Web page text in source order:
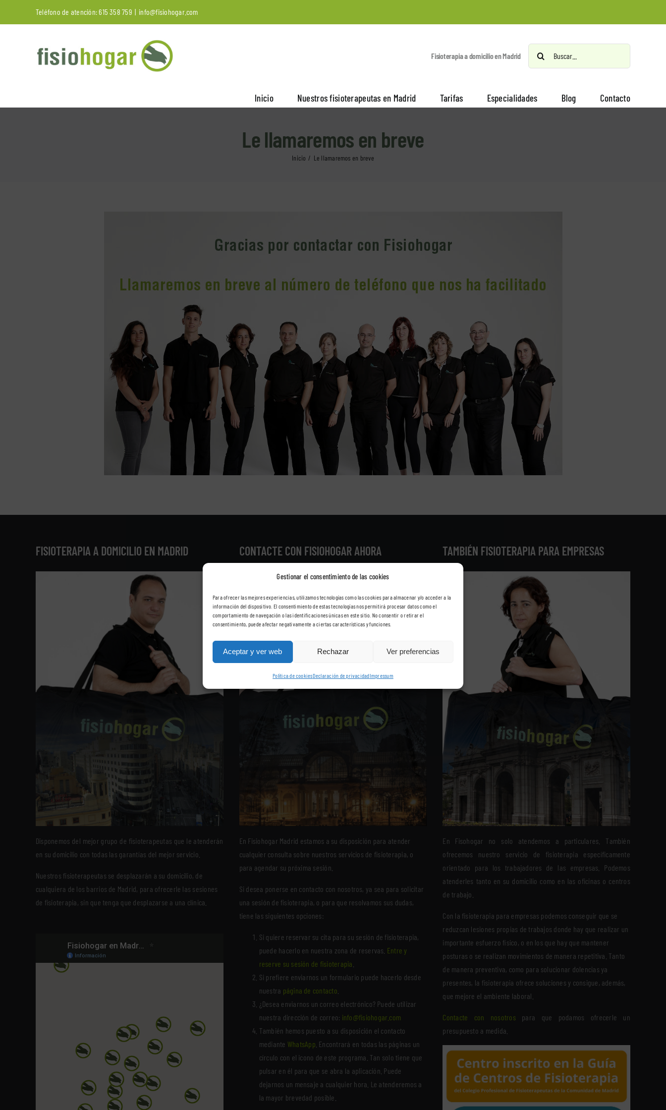
Gestionar el consentimiento de las cookies
Para ofrecer las mejores experiencias, utilizamos tecnologías como las cookies para almacenar y/o acceder a la
información del dispositivo. El consentimiento de estas tecnologías nos permitirá procesar datos como el
comportamiento de navegación o las identificaciones únicas en este sitio. No consentir o retirar el
consentimiento, puede afectar negativamente a ciertas características y funciones.
Aceptar y ver web Rechazar Ver preferencias
Política de cookiesDeclaración de privacidadImpressum
Teléfono de atención:615 358 759 | info@fisiohogar.com
Fisioterapia a domicilio en Madrid
Inicio Nuestros fisioterapeutas en Madrid Tarifas Especialidades Blog Contacto
Le llamaremos en breve
Inicio Le llamaremos en breve
FISIOTERAPIA A DOMICILIO EN MADRID
Disponemos del mejor grupo de fisioterapeutas que le atenderán
en su domicilio con todas las garantías del mejor servicio.
Nuestros fisioterapeutas se desplazarán a su domicilio, de
cualquiera de los barrios de Madrid, para ofrecerle las sesiones
de fisioterapia, sin que tenga que desplazarse a una clínica.
CONTACTE CON FISIOHOGAR AHORA
En Fisiohogar Madrid estamos a su disposición para atender
cualquier consulta sobre nuestros servicios de fisioterapia, o
para agendar su próxima sesión.
Si desea ponerse en contacto con nosotros, ya sea para solicitar
una sesión de fisioterapia, o para que resolvamos sus dudas,
tiene las siguientes opciones:
Si quiere reservar su cita para su sesión de fisioterapia,
puede hacerlo en nuestra zona de reservas. Entre y
reserve su sesión de fisioterapia
Si prefiere enviarnos un formulario puede hacerlo desde
nuestra página de contacto
¿Desea enviarnos un correo electrónico? Puede utilizar
nuestra dirección de correo: info@fisiohogar.com
También hemos puesto a su disposición el contacto
mediante WhatsApp . Encontrará en todas las páginas un
círculo con el icono de este programa. Tan solo tiene que
pulsar en él para que se abra la aplicación. Puede
dejarnos un mensaje a cualquier hora. Le atenderemos a
la mayor brevedad posible.
TAMBIÉN FISIOTERAPIA PARA EMPRESAS
En Fisohogar no solo atendemos a particulares. También
ofrecemos nuestro servicio de fisioterapia específicamente
orientado para los trabajadores de las empresas. Podemos
atenderles tanto en su domicilio como en las oficinas o centros
de trabajo.
Con la fisioterapia para empresas podemos conseguir que se
reduzcan lesiones propias de trabajos donde hay que realizar un
importante esfuerzo físico, o en los que hay que mantener
posturas o se realizan movimientos de manera repetitiva. Tanto
de manera preventiva, como para solucionar dolencias ya
presentes, la fisioterapia ofrece soluciones y consigue, además,
que mejore el ambiente laboral.
Contacte con nosotros para que podamos ofrecerle un
presupuesto a medida.